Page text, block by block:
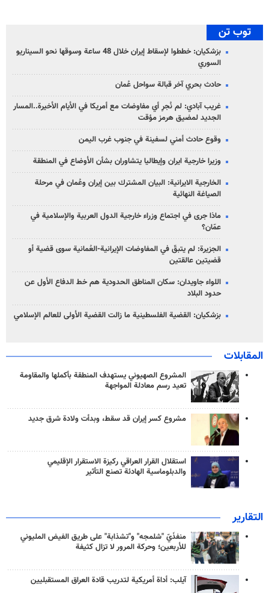
توب تن
بزشكيان: خططوا لإسقاط إيران خلال 48 ساعة وسوقها نحو السيناريو
السوري
حادث بحري آخر قبالة سواحل عُمان
غريب آبادي: لم نُجرِ أي مفاوضات مع أمريكا في الأيام الأخيرة..المسار
الجديد لمضيق هرمز مؤقت
وقوع حادث أمني لسفينة في جنوب غرب اليمن
وزيرا خارجية ايران وإيطاليا يتشاوران بشأن الأوضاع في المنطقة
الخارجية الايرانية: البيان المشترك بين إيران وعُمان في مرحلة
الصياغة النهائية
ماذا جرى في اجتماع وزراء خارجية الدول العربية والإسلامية في
عمّان؟
الجزيرة: لم يتبقّ في المفاوضات الإيرانية-العُمانية سوى قضية أو
قضيتين عالقتين
اللواء جاويدان: سكان المناطق الحدودية هم خط الدفاع الأول عن
حدود البلاد
بزشكيان: القضية الفلسطينية ما زالت القضية الأولى للعالم الإسلامي
المقابلات
المشروع الصهيوني يستهدف المنطقة بأكملها والمقاومة
تعيد رسم معادلة المواجهة
مشروع كسر إيران قد سقط، وبدأت ولادة شرق جديد
استقلال القرار العراقي ركيزة الاستقرار الإقليمي
والدبلوماسية الهادئة تصنع التأثير
التقارير
منفذَيّ "شلمجه" و"تشذابة" على طريق الفيض المليوني
للأربعين؛ وحركة المرور لا تزال كثيفة
آيلب: أداة أمريكية لتدريب قادة العراق المستقبليين